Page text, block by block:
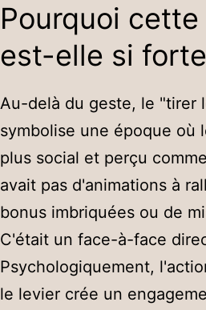
Pourquoi
est-elle si
Au-delà du geste, le "tirer
symbolise une époque où
plus social et perçu
avait pas d'animations à
bonus imbriquées ou de
C'était un face-à-face
Psychologiquement,
le levier crée un